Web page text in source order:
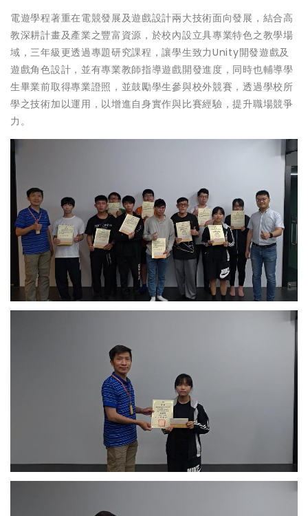
電遊學程著重在電競發展及遊戲設計兩大技術面向發展，結合高
教深耕計畫及產業之豐富資源，於校內設立具專業特色之教學場
域，三年級更透過專題研究課程，讓學生致力Unity開發遊戲及
遊戲角色設計，並有專業教師指導遊戲開發進度，同時也輔導學
生畢業前取得專業證照，並鼓勵學生參與校外競賽，透過學校所
學之技術加以運用，以增進自身實作與比賽經驗，提升職場競爭
力。